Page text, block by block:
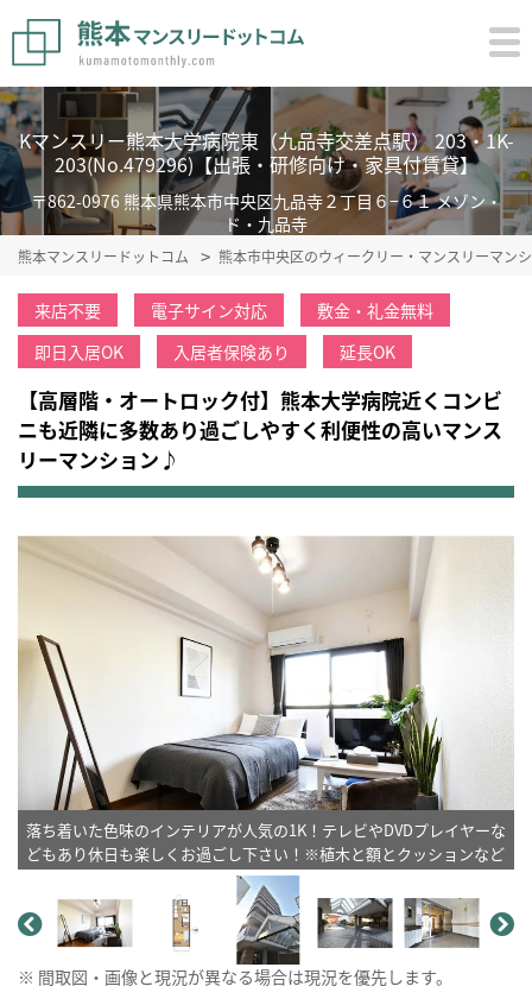
Kマンスリー熊本大学病院東（九品寺交差点駅） 203・1K-
203(No.479296)【出張・研修向け・家具付賃貸】
〒862-0976 熊本県熊本市中央区九品寺２丁目６−６１ メゾン・
ド・九品寺
熊本マンスリードットコム 熊本市中央区のウィークリー・マンスリーマン
来店不要 電子サイン対応
敷金・礼金無料
即日入居OK
入居者保険あり 延長OK
【高層階・オートロック付】熊本大学病院近くコンビ
ニも近隣に多数あり過ごしやすく利便性の高いマンス
リーマンション♪
落ち着いた色味のインテリアが人気の1K！テレビやDVDプレイヤーな
どもあり休日も楽しくお過ごし下さい！※植木と額とクッションなど
※ 間取図・画像と現況が異なる場合は現況を優先します。